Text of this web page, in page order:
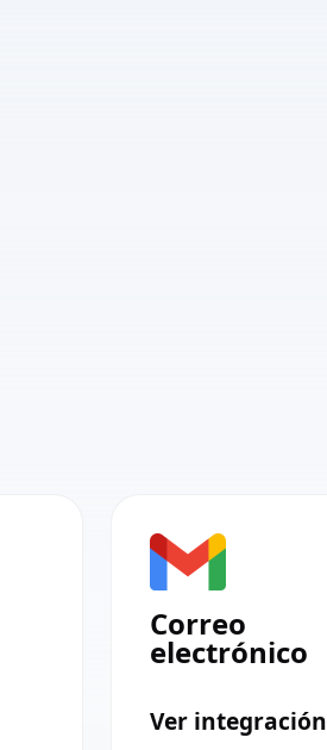
Correo
electrónico
Ver integración